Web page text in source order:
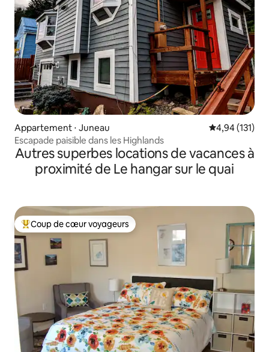
Appartement ⋅ Juneau Évaluation
4,94 (131)
Escapade paisible dans les Highlands
Autres superbes locations de vacances à
proximité de Le hangar sur le quai
Coups de cœur voyageurs les plus appréciés
Coup de cœur voyageurs